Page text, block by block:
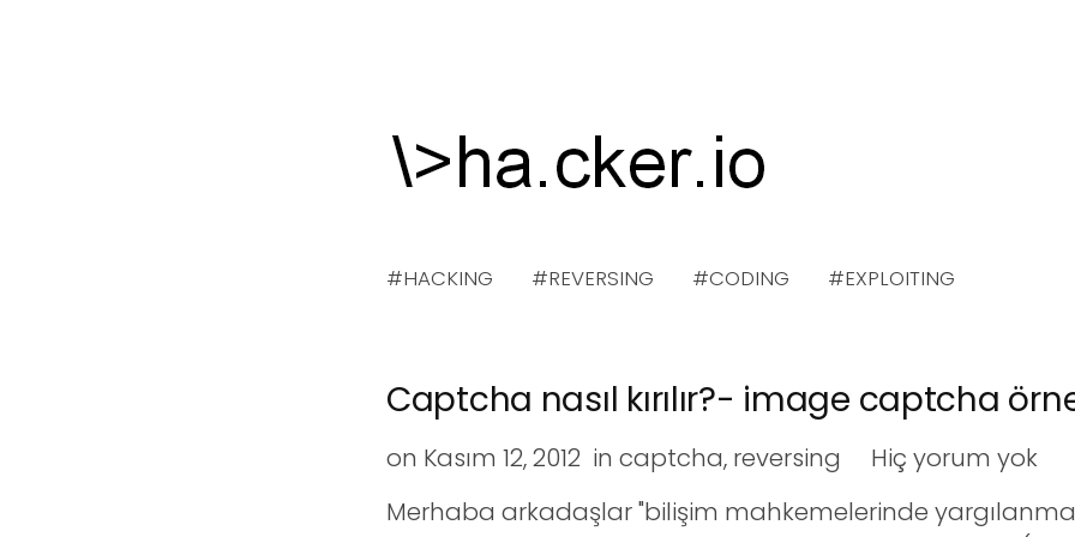
S
t
o
t
e
#HACKING #REVERSING #CODING #EXPLOITING
Captcha nasıl kırılır?- image captcha
on Kasım 12, 2012 in captcha, reversing
Hiç yorum yok
Merhaba arkadaşlar "bilişim mahkemelerinde